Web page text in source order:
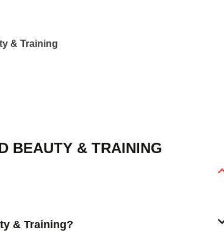
& Training
BEAUTY & TRAINING
& Training?